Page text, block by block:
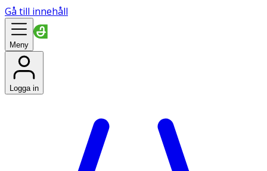
Gå till innehåll
Meny
Logga in